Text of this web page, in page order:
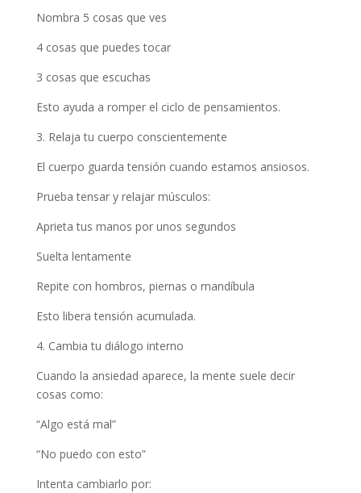
Nombra 5 cosas que ves
4 cosas que puedes tocar
3 cosas que escuchas
Esto ayuda a romper el ciclo de pensamientos.
3. Relaja tu cuerpo conscientemente
El cuerpo guarda tensión cuando estamos ansiosos.
Prueba tensar y relajar músculos:
Aprieta tus manos por unos segundos
Suelta lentamente
Repite con hombros, piernas o mandíbula
Esto libera tensión acumulada.
4. Cambia tu diálogo interno
Cuando la ansiedad aparece, la mente suele decir
cosas como:
“Algo está mal”
“No puedo con esto”
Intenta cambiarlo por: